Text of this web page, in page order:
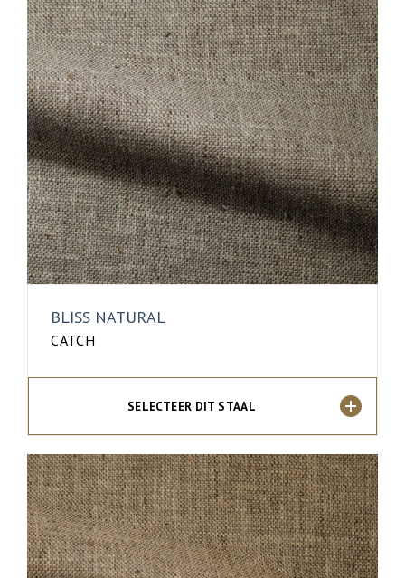
BLISS NATURAL
CATCH
SELECTEER DIT STAAL